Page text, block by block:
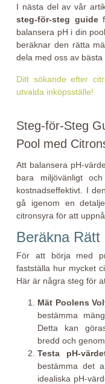
I nästa del av vår
steg-för-steg guide
balansera pH i din
beräknar den rätta
dela med oss av bästa
Ditt sökande efter
utvalda inköpsställe!
Steg-för-Steg
Pool med
Att balansera pH-
bara miljövänligt
kostnadseffektivt. I
gå igenom en
citronsyra för att
Beräkna Rätt
För att börja med
fastställa hur mycket
Här är några steg för
Mät Poolens
bestämma
Detta kan
bredd och
Testa pH-
bestämma det
idealiska pH-